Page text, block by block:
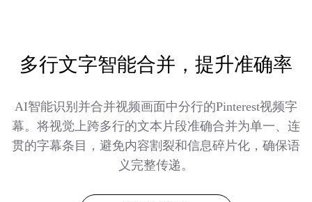
多行文字智能合并，提升准确率
AI智能识别并合并视频画面中分行的Pinterest视频字
幕。将视觉上跨多行的文本片段准确合并为单一、连
贯的字幕条目，避免内容割裂和信息碎片化，确保语
义完整传递。